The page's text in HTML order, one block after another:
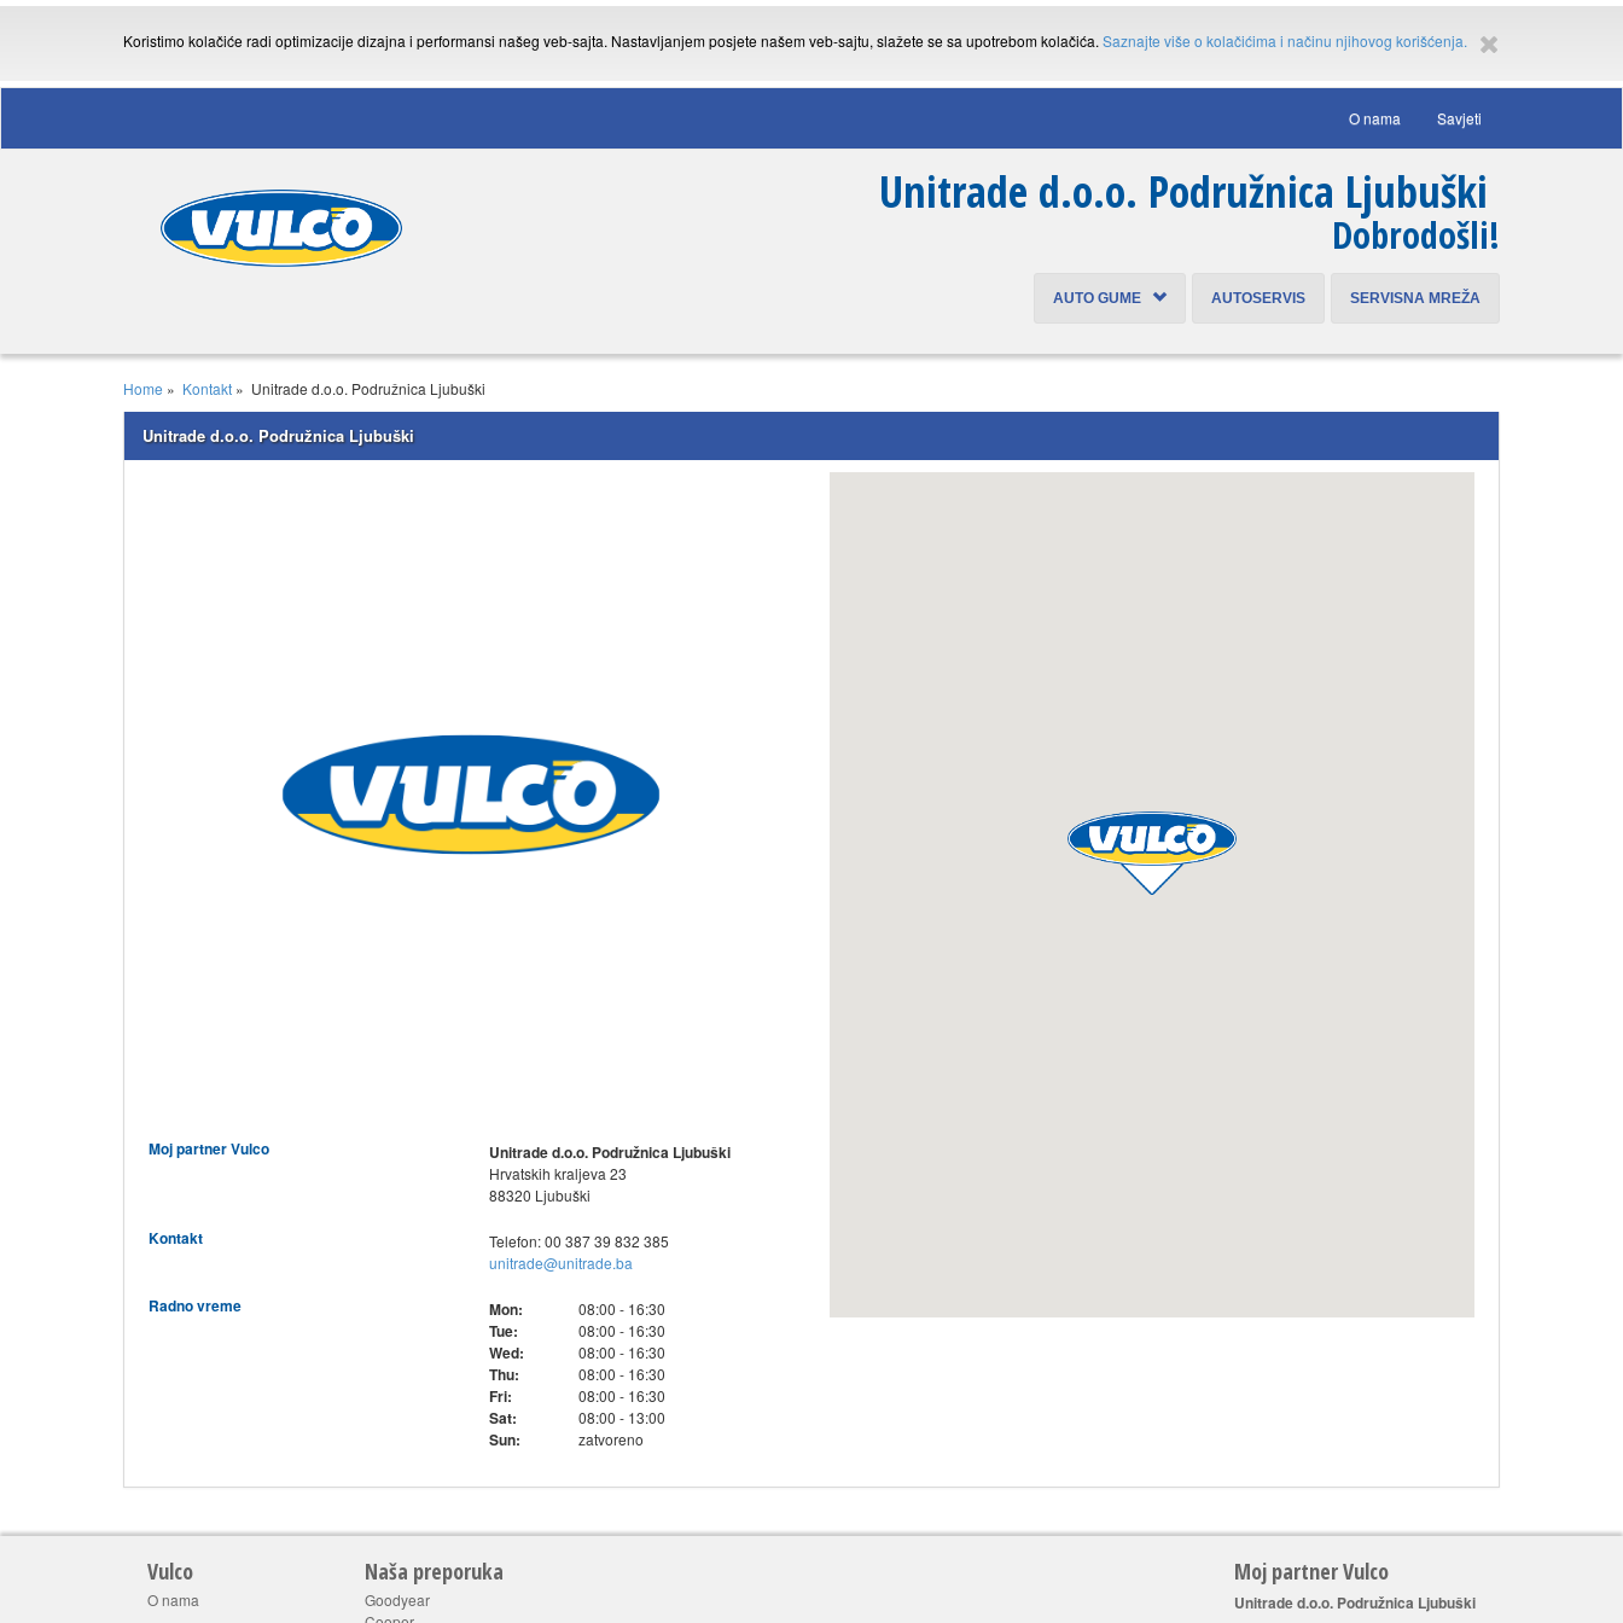
Koristimo kolačiće radi optimizacije dizajna i performansi našeg veb-sajta. Nastavljanjem posjete našem veb-sajtu, slažete se sa upotrebom kolačića. Saznajte više o kolačićima i načinu njihovog korišćenja.
O nama Savjeti
Unitrade d.o.o. Podružnica Ljubuški
Dobrodošli!
AUTO GUME AUTOSERVIS SERVISNA MREŽA
Home » Kontakt » Unitrade d.o.o. Podružnica Ljubuški
Unitrade d.o.o. Podružnica Ljubuški
Moj partner Vulco Unitrade d.o.o. Podružnica Ljubuški
Hrvatskih kraljeva 23
88320 Ljubuški
Kontakt
Telefon: 00 387 39 832 385
unitrade@unitrade.ba
Radno vreme Mon: 08:00 - 16:30
Tue: 08:00 - 16:30
Wed: 08:00 - 16:30
Thu: 08:00 - 16:30
Fri: 08:00 - 16:30
Sat: 08:00 - 13:00
Sun: zatvoreno
Vulco
O nama
Naša preporuka
Goodyear
Moj partner Vulco
Unitrade d.o.o. Podružnica Ljubuški